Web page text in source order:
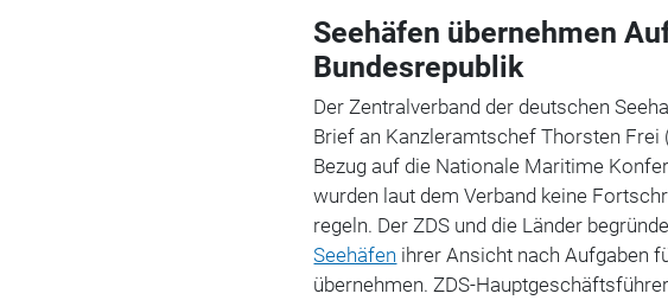
Seehäfen übernehmen
Bundesrepublik
Der Zentralverband der deutschen
Brief an Kanzleramtschef Thorsten
Bezug auf die Nationale Maritime
wurden laut dem Verband keine
regeln. Der ZDS und die Länder
Seehäfen ihrer Ansicht nach Aufgaben
übernehmen. ZDS-